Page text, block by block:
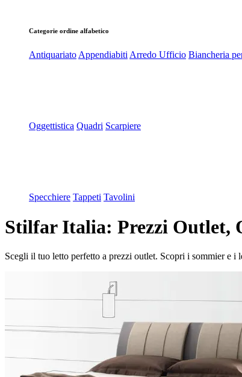
Categorie ordine alfabetico
Antiquariato Appendiabiti Arredo Ufficio Biancheria
Oggettistica Quadri Scarpiere
Specchiere Tappeti Tavolini
Stilfar Italia: Prezzi Outlet,
Scegli il tuo letto perfetto a prezzi outlet. Scopri i sommier e i